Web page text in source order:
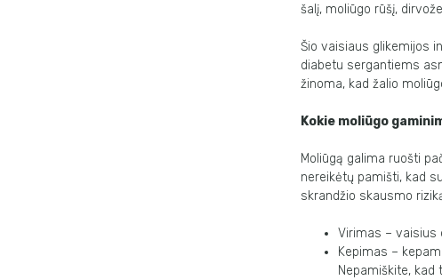
šalį, moliūgo rūšį,
Šio vaisiaus glikemijos
diabetu sergantiems
žinoma, kad žalio
Kokie moliūgo
Moliūgą galima ruošti
nereikėtų pamišti, kad
skrandžio skausmo
Virimas – vaisius
Kepimas –
Nepamiškite,